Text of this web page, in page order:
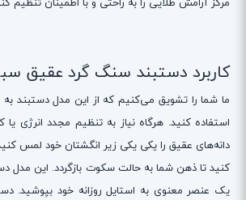
کاربرد دستبند سنگ گرد عقیق
ما شما را تشویق می‌کنیم که از این مدل دستبند به
استفاده کنید. هرگاه نیاز به تنظیم مجدد انرژی
دانه‌های عقیق را یکی یکی زیر انگشتان خود لمس
کنید تا ذهن شما به حالت سکوت بازگردد. این مدل
یک عنصر معنوی به استایل روزانه خود بپوشید.